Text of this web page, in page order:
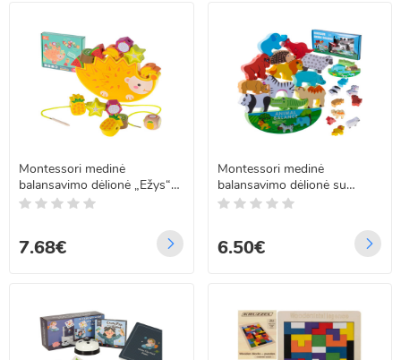
Montessori medinė
balansavimo dėlionė „Ežys“
su vaisiais
7.68€
Montessori medinė
balansavimo dėlionė su
gyvūnėliais
6.50€